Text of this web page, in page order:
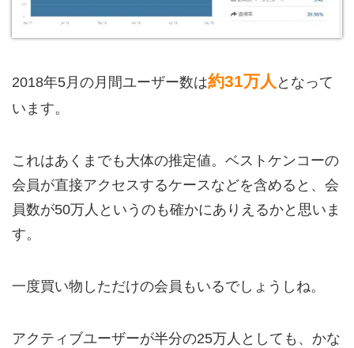
2018年5月の月間ユーザー数は約31万人 となって
います。
これはあくまでも大体の推定値。ベストケンコーの
会員が直接アクセスするケースなどを含めると、会
員数が50万人というのも確かにありえるかと思いま
す。
一度買い物しただけの会員もいるでしょうしね。
アクティブユーザーが半分の25万人としても、かな